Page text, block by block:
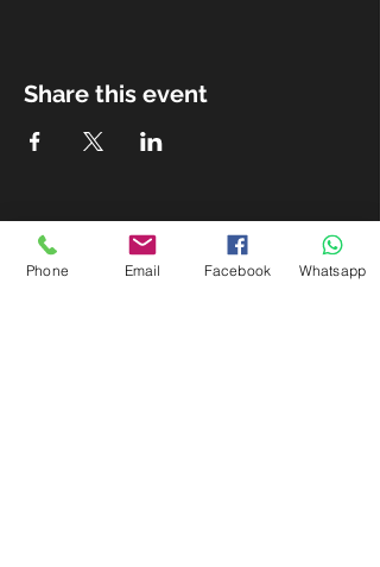
Share this event
Management & Booking
Phone Email Facebook Whatsapp